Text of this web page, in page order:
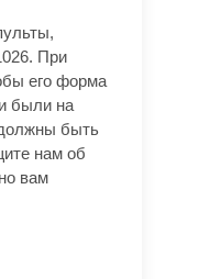
При
его форма
были на
быть
нам об
вам